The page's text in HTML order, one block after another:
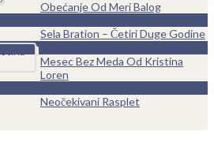
Obećanje Od Meri Balog
Sela Bration – Četiri Duge Godine
Mesec Bez Meda Od Kristina
Loren
Neočekivani Rasplet